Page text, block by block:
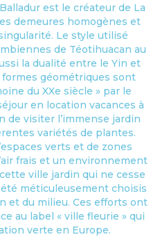
est le créateur de La
demeures homogènes et
Le style utilisé
de Téotihuacan au
la dualité entre le Yin et
formes géométriques sont
du XXe siècle » par le
en location vacances à
de visiter l’immense jardin
variétés de plantes.
verts et de zones
frais et un environnement
ville jardin qui ne cesse
méticuleusement choisis
et du milieu. Ces efforts ont
au label « ville fleurie » qui
verte en Europe.